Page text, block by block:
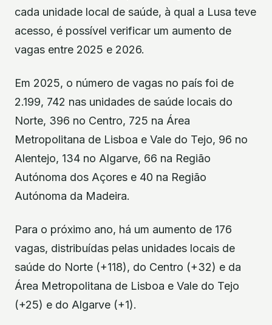
cada unidade local de saúde, à qual a Lusa teve
acesso, é possível verificar um aumento de
vagas entre 2025 e 2026.
Em 2025, o número de vagas no país foi de
2.199, 742 nas unidades de saúde locais do
Norte, 396 no Centro, 725 na Área
Metropolitana de Lisboa e Vale do Tejo, 96 no
Alentejo, 134 no Algarve, 66 na Região
Autónoma dos Açores e 40 na Região
Autónoma da Madeira.
Para o próximo ano, há um aumento de 176
vagas, distribuídas pelas unidades locais de
saúde do Norte (+118), do Centro (+32) e da
Área Metropolitana de Lisboa e Vale do Tejo
(+25) e do Algarve (+1).